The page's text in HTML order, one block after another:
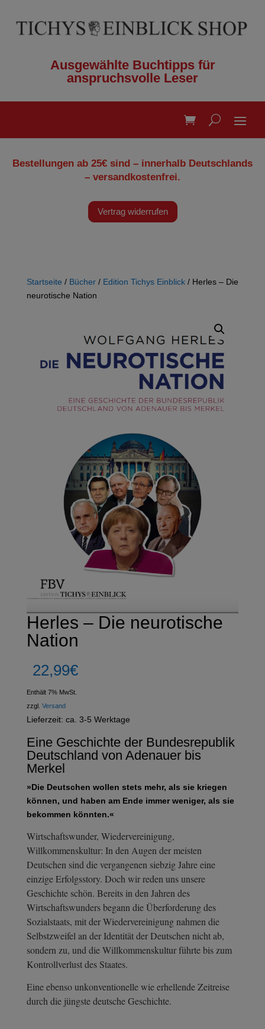
Ausgewählte Buchtipps für
anspruchsvolle Leser
Bestellungen ab 25€ sind – innerhalb Deutschlands
– versandkostenfrei.
Vertrag widerrufen
Startseite / Bücher/ Edition Tichys Einblick/ Herles – Die
neurotische Nation
Herles – Die neurotische
Nation
22,99€
Enthält 7% MwSt.
zzgl. Versand
Lieferzeit: ca. 3-5 Werktage
Eine Geschichte der Bundesrepublik
Deutschland von Adenauer bis
Merkel
»Die Deutschen wollen stets mehr, als sie kriegen
können, und haben am Ende immer weniger, als sie
bekommen könnten.«
Wirtschaftswunder, Wiedervereinigung,
Willkommenskultur: In den Augen der meisten
Deutschen sind die vergangenen siebzig Jahre eine
einzige Erfolgsstory. Doch wir reden uns unsere
Geschichte schön. Bereits in den Jahren des
Wirtschaftswunders begann die Überforderung des
Sozialstaats, mit der Wiedervereinigung nahmen die
Selbstzweifel an der Identität der Deutschen nicht ab,
sondern zu, und die Willkommenskultur führte bis zum
Kontrollverlust des Staates.
Eine ebenso unkonventionelle wie erhellende Zeitreise
durch die jüngste deutsche Geschichte.